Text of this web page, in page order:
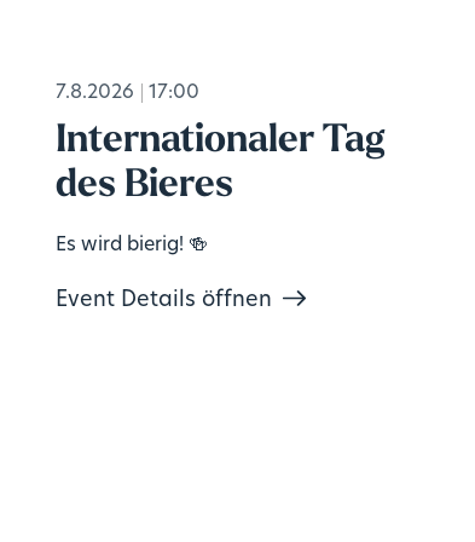
7.8.2026 17:00
Internationaler Tag
des Bieres
Es wird bierig! 🍻
Event Details öffnen